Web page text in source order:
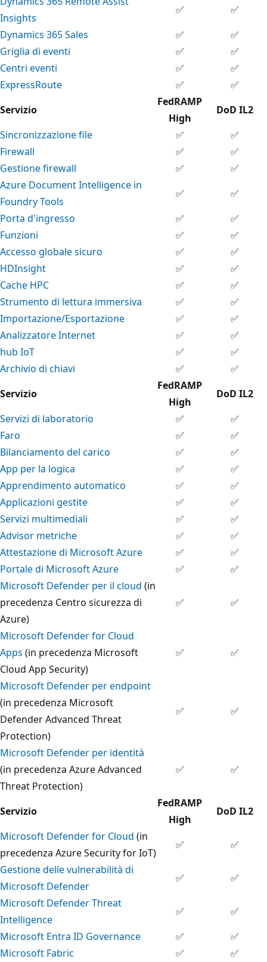
Insights
✅
✅
Dynamics 365 Sales
✅
✅
Griglia di eventi
✅
✅
Centri eventi
✅
✅
ExpressRoute
✅
✅
Servizio
FedRAMP
High
DoD IL2
Sincronizzazione file
✅
✅
Firewall
✅
✅
Gestione firewall
✅
✅
Azure Document Intelligence in
Foundry Tools
✅
✅
Porta d'ingresso
✅
✅
Funzioni
✅
✅
Accesso globale sicuro
✅
✅
HDInsight
✅
✅
Cache HPC
✅
✅
Strumento di lettura immersiva
✅
✅
Importazione/Esportazione
✅
✅
Analizzatore Internet
✅
✅
hub IoT
✅
✅
Archivio di chiavi
✅
✅
Servizio
FedRAMP
High
DoD IL2
Servizi di laboratorio
✅
✅
Faro
✅
✅
Bilanciamento del carico
✅
✅
App per la logica
✅
✅
Apprendimento automatico
✅
✅
Applicazioni gestite
✅
✅
Servizi multimediali
✅
✅
Advisor metriche
✅
✅
Attestazione di Microsoft Azure
✅
✅
Portale di Microsoft Azure
✅
✅
Microsoft Defender per il cloud (in
precedenza Centro sicurezza di
Azure)
✅ ✅
Microsoft Defender for Cloud
Apps (in precedenza Microsoft
Cloud App Security)
✅ ✅
Microsoft Defender per endpoint
(in precedenza Microsoft
Defender Advanced Threat
Protection)
✅ ✅
Microsoft Defender per identità
(in precedenza Azure Advanced
Threat Protection)
✅ ✅
Servizio
FedRAMP
High
DoD IL2
Microsoft Defender for Cloud (in
precedenza Azure Security for IoT)
✅
✅
Gestione delle vulnerabilità di
Microsoft Defender
✅
✅
Microsoft Defender Threat
Intelligence
✅
✅
Microsoft Entra ID Governance
✅
✅
Microsoft Fabric
✅
✅